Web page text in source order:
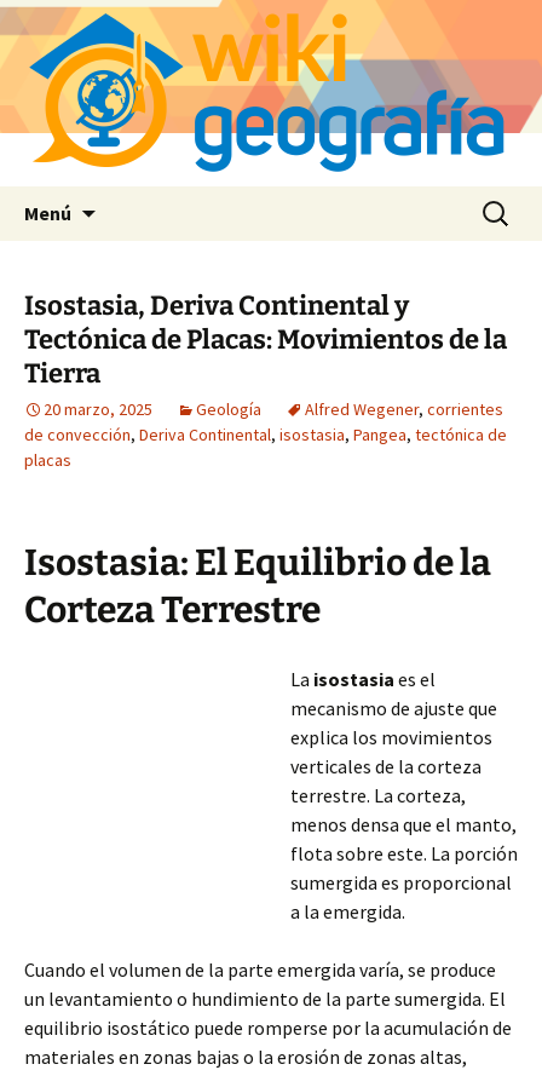
Menú Buscar:
Isostasia, Deriva Continental y
Tectónica de Placas: Movimientos de la
Tierra
20 marzo, 2025 Geología Alfred Wegener, corrientes
de convección, Deriva Continental, isostasia, Pangea, tectónica de
placas
Isostasia: El Equilibrio de la
Corteza Terrestre
La isostasia es el
mecanismo de ajuste que
explica los movimientos
verticales de la corteza
terrestre. La corteza,
menos densa que el manto,
flota sobre este. La porción
sumergida es proporcional
a la emergida.
Cuando el volumen de la parte emergida varía, se produce
un levantamiento o hundimiento de la parte sumergida. El
equilibrio isostático puede romperse por la acumulación de
materiales en zonas bajas o la erosión de zonas altas,